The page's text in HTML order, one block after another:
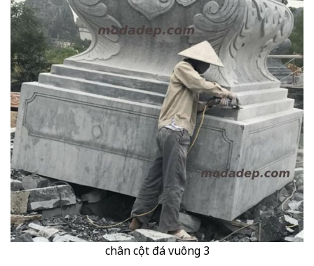
chân cột đá vuông 3